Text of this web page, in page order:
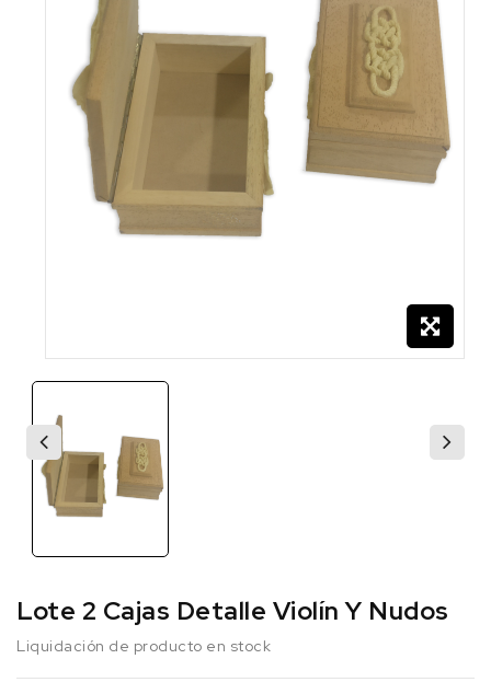
Lote 2 Cajas Detalle Violín Y Nudos
Liquidación de producto en stock